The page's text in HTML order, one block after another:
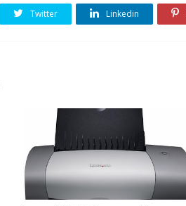
Twitter Linkedin